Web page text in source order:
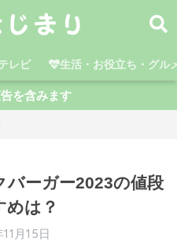
レビ 生活・お役立ち・グル
を含みます
バーガー2023の値段
めは？
月15日